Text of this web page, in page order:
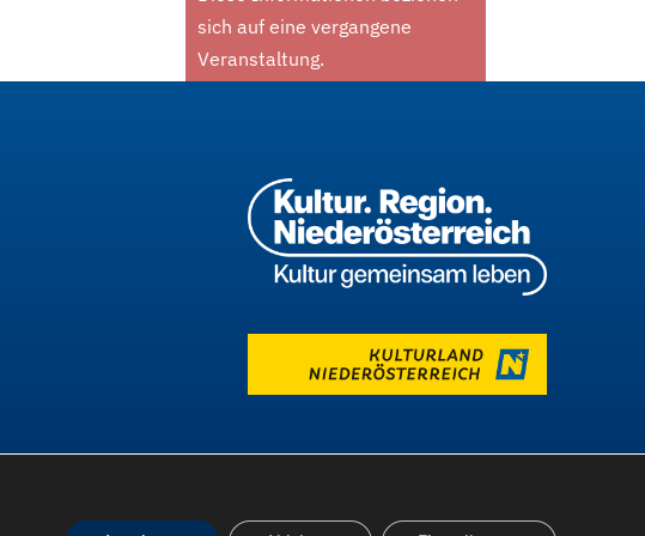
sich auf eine vergangene
Veranstaltung.